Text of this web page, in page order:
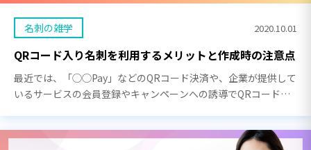
名刺の雑学 2020.10.01
QRコード入り名刺を利用するメリットと作成時の注意点
最近では、「◯◯Pay」などのQRコード決済や、企業が提供して
いるサービスの会員登録やキャンペーンへの誘導でQRコードを